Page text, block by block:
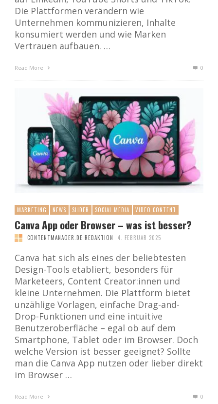
Die Plattformen verändern wie
Unternehmen kommunizieren, Inhalte
konsumiert werden und wie Marken
Vertrauen aufbauen. …
Read More 0
MARKETING NEWS SLIDER SOCIAL MEDIA VIDEO CONTENT
Canva App oder Browser – was ist besser?
CONTENTMANAGER.DE REDAKTION 4. FEBRUAR 2025
Canva hat sich als eines der beliebtesten
Design-Tools etabliert, besonders für
Marketeers, Content Creator:innen und
kleine Unternehmen. Die Plattform bietet
unzählige Vorlagen, einfache Drag-and-
Drop-Funktionen und eine intuitive
Benutzeroberfläche – egal ob auf dem
Smartphone, Tablet oder im Browser. Doch
welche Version ist besser geeignet? Sollte
man die Canva App nutzen oder lieber direkt
im Browser …
Read More 0